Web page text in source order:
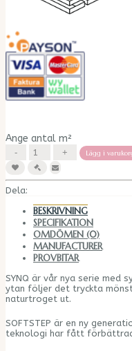
Ange antal m²
Lägg i
Dela:
BESKRIVNING
SPECIFIKATION
OMDÖMEN (0)
MANUFACTURER
PROVBITAR
SYNQ är vår nya serie med
ytan följer det tryckta
naturtroget ut.
SOFTSTEP är en ny
teknologi har fått